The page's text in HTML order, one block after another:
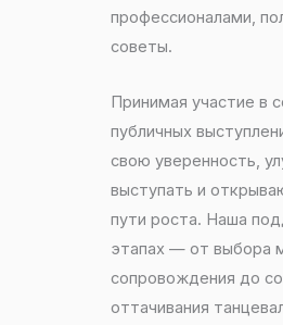
профессионалами,
советы.
Принимая участие в
публичных
свою уверенность,
выступать и
пути роста. Наша
этапах — от выбора
сопровождения до
оттачивания